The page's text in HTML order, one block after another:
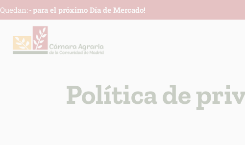
Quedan:-para el próximo Día de Mercado!
Política de